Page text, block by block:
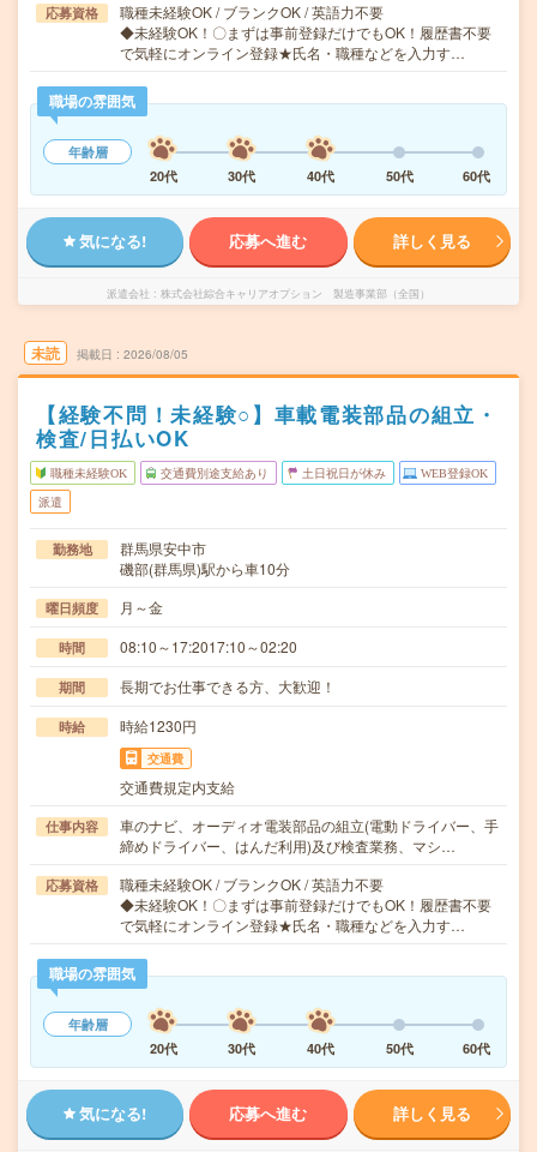
応募資格
職種未経験OK / ブランクOK / 英語力不要
◆未経験OK！〇まずは事前登録だけでもOK！履歴書不要
で気軽にオンライン登録★氏名・職種などを入力す…
職場の雰囲気
年齢層
20代
30代 40代 50代 60代
気になる! 応募へ進む 詳しく見る
派遣会社 株式会社綜合キャリアオプション 製造事業部（全国）
未読 掲載日 2026/08/05
【経験不問！未経験○】車載電装部品の組立・
検査/日払いOK
職種未経験OK 交通費別途支給あり 土日祝日が休み WEB登録OK
派遣
勤務地
群馬県安中市
磯部(群馬県)駅から車10分
曜日頻度 月～金
時間 08:10～17:2017:10～02:20
期間 長期でお仕事できる方、大歓迎！
時給 時給1230円
交通費
交通費規定内支給
仕事内容
車のナビ、オーディオ電装部品の組立(電動ドライバー、手
締めドライバー、はんだ利用)及び検査業務、マシ…
応募資格
職種未経験OK / ブランクOK / 英語力不要
◆未経験OK！〇まずは事前登録だけでもOK！履歴書不要
で気軽にオンライン登録★氏名・職種などを入力す…
職場の雰囲気
年齢層
20代
30代 40代 50代 60代
気になる! 応募へ進む 詳しく見る